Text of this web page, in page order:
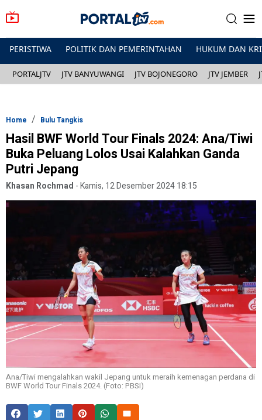
PERISTIWA POLITIK DAN PEMERINTAHAN HUKUM DAN
PORTALJTV JTV BANYUWANGI JTV BOJONEGORO JTV JEMBER
Home Bulu Tangkis
Hasil BWF World Tour Finals 2024: Ana/Tiwi
Buka Peluang Lolos Usai Kalahkan Ganda
Putri Jepang
Khasan Rochmad -Kamis, 12 Desember 2024 18:15
Ana/Tiwi mengalahkan wakil Jepang untuk meraih kemenagan perdana di
BWF World Tour Finals 2024. (Foto: PBSI)